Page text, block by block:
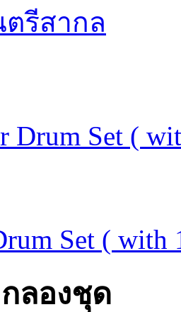
ตรีสากล
Drum Set (
Set (
ลองชุด